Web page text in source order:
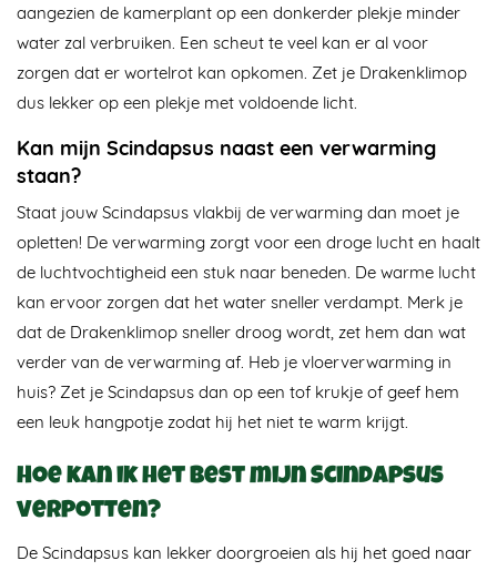
aangezien de kamerplant op een donkerder plekje minder
water zal verbruiken. Een scheut te veel kan er al voor
zorgen dat er wortelrot kan opkomen. Zet je Drakenklimop
dus lekker op een plekje met voldoende licht.
Kan mijn Scindapsus naast een verwarming
staan?
Staat jouw Scindapsus vlakbij de verwarming dan moet je
opletten! De verwarming zorgt voor een droge lucht en haalt
de luchtvochtigheid een stuk naar beneden. De warme lucht
kan ervoor zorgen dat het water sneller verdampt. Merk je
dat de Drakenklimop sneller droog wordt, zet hem dan wat
verder van de verwarming af. Heb je vloerverwarming in
huis? Zet je Scindapsus dan op een tof krukje of geef hem
een leuk hangpotje zodat hij het niet te warm krijgt.
Hoe kan ik het best mijn Scindapsus
verpotten?
De Scindapsus kan lekker doorgroeien als hij het goed naar